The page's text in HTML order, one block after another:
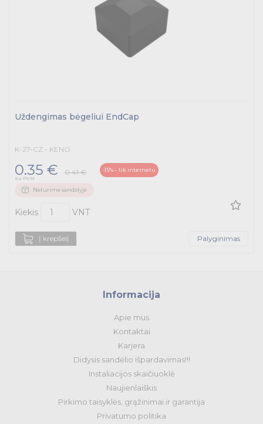
Uždengimas bėgeliui EndCap
K-27-CZ - KENO
0.35 € 0.41 € -15% – tik internetu
Su PVM
Neturime sandėlyje
Kiekis VNT
Į krepšelį Palyginimas
Informacija
Apie mus
Kontaktai
Karjera
Didysis sandėlio išpardavimas!!!
Instaliacijos skaičiuoklė
Naujienlaiškis
Pirkimo taisyklės, grąžinimai ir garantija
Privatumo politika